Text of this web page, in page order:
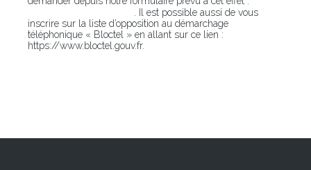
. Il est possible aussi de vous
inscrire sur la liste d’opposition au démarchage
téléphonique « Bloctel » en allant sur ce lien :
https://www.bloctel.gouv.fr.